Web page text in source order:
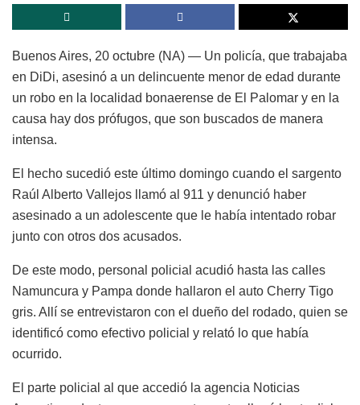
Buenos Aires, 20 octubre (NA) — Un policía, que trabajaba
en DiDi, asesinó a un delincuente menor de edad durante
un robo en la localidad bonaerense de El Palomar y en la
causa hay dos prófugos, que son buscados de manera
intensa.
El hecho sucedió este último domingo cuando el sargento
Raúl Alberto Vallejos llamó al 911 y denunció haber
asesinado a un adolescente que le había intentado robar
junto con otros dos acusados.
De este modo, personal policial acudió hasta las calles
Namuncura y Pampa donde hallaron el auto Cherry Tigo
gris. Allí se entrevistaron con el dueño del rodado, quien se
identificó como efectivo policial y relató lo que había
ocurrido.
El parte policial al que accedió la agencia Noticias